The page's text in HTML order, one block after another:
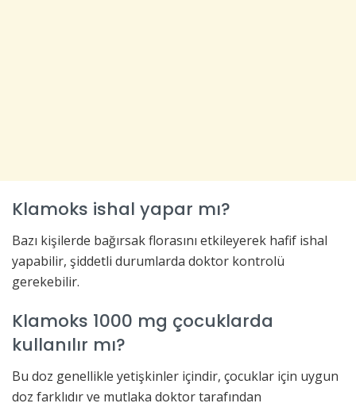
Klamoks ishal yapar mı?
Bazı kişilerde bağırsak florasını etkileyerek hafif ishal
yapabilir, şiddetli durumlarda doktor kontrolü
gerekebilir.
Klamoks 1000 mg çocuklarda
kullanılır mı?
Bu doz genellikle yetişkinler içindir, çocuklar için uygun
doz farklıdır ve mutlaka doktor tarafından